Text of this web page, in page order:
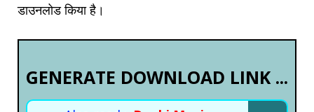
डाउनलोड किया है।
GENERATE DOWNLOAD LINK ...